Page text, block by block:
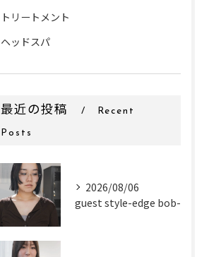
トリートメント
ヘッドスパ
最近の投稿 Recent
Posts
2026/08/06
guest style-edge bob-